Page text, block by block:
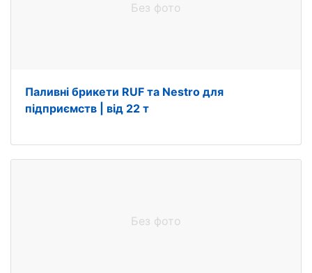
Без фото
Паливні брикети RUF та Nestro для
підприємств | від 22 т
Без фото